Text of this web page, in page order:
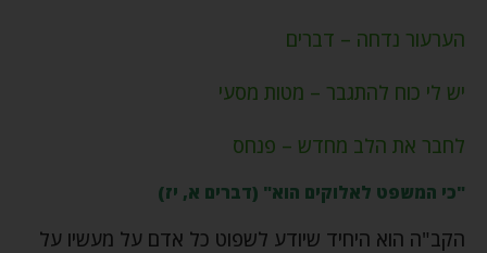
הערעור נדחה – דברים
יש לי כוח להתגבר – מטות מסעי
לחבר את הלב מחדש – פנחס
"כי המשפט לאלוקים הוא" (דברים א, יז)
הקב"ה הוא היחיד שיודע לשפוט כל אדם על מעשיו על